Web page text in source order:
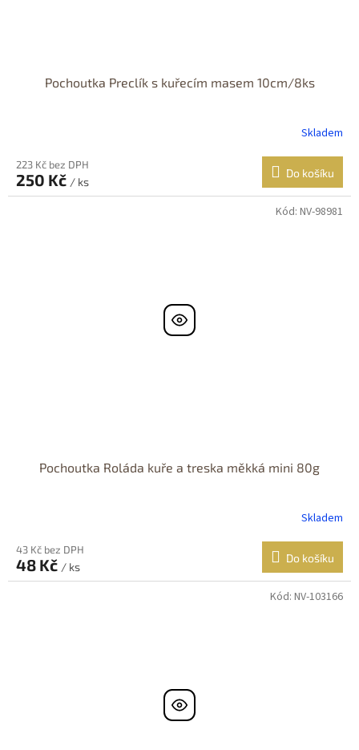
Pochoutka Preclík s kuřecím masem 10cm/8ks
Skladem
223 Kč bez DPH
250 Kč / ks
Do košíku
Pochoutka Roláda kuře a treska měkká mini 80g
Skladem
43 Kč bez DPH
48 Kč / ks
Do košíku
Kód: NV-98981
Kód: NV-103166